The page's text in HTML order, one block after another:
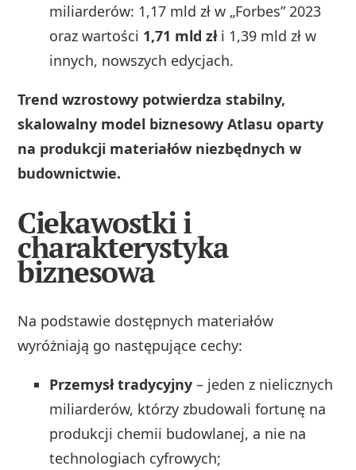
miliarderów: 1,17 mld zł w „Forbes” 2023
oraz wartości 1,71 mld złi 1,39 mld zł w
innych, nowszych edycjach.
Trend wzrostowy potwierdza stabilny,
skalowalny model biznesowy Atlasu oparty
na produkcji materiałów niezbędnych w
budownictwie.
Ciekawostki i
charakterystyka
biznesowa
Na podstawie dostępnych materiałów
wyróżniają go następujące cechy:
Przemysł tradycyjny – jeden z nielicznych
miliarderów, którzy zbudowali fortunę na
produkcji chemii budowlanej, a nie na
technologiach cyfrowych;